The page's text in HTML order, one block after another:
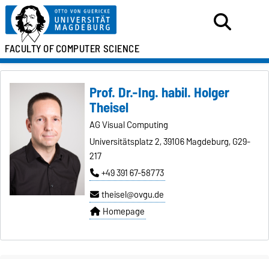
FACULTY OFCOMPUTER SCIENCE
Prof. Dr.-Ing. habil. Holger
Theisel
AG Visual Computing
Universitätsplatz 2, 39106 Magdeburg, G29-
217
+49 391 67-58773
theisel@ovgu.de
Homepage